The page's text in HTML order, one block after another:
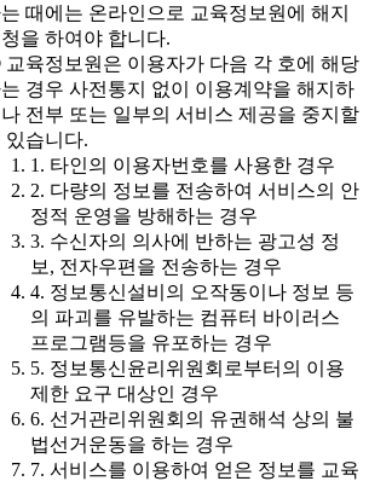
때에는 온라인으로 교육정보원에 해지
을 하여야 합니다.
육정보원은 이용자가 다음 각 호에 해당
경우 사전통지 없이 이용계약을 해지하
전부 또는 일부의 서비스 제공을 중지할
있습니다.
1. 타인의 이용자번호를 사용한 경우
2. 다량의 정보를 전송하여 서비스의 안
정적 운영을 방해하는 경우
3. 수신자의 의사에 반하는 광고성 정
보, 전자우편을 전송하는 경우
4. 정보통신설비의 오작동이나 정보 등
의 파괴를 유발하는 컴퓨터 바이러스
프로그램등을 유포하는 경우
5. 정보통신윤리위원회로부터의 이용
제한 요구 대상인 경우
6. 선거관리위원회의 유권해석 상의 불
법선거운동을 하는 경우
7. 서비스를 이용하여 얻은 정보를 교육